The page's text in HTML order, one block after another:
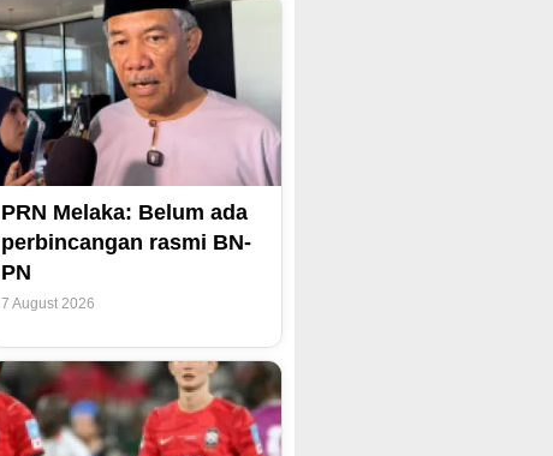
PRN Melaka: Belum ada
perbincangan rasmi BN-
PN
7 August 2026